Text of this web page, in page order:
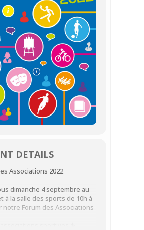
DETAILS
Associations 2022
dimanche 4 septembre au
à la salle des sports de 10h à
notre Forum des Associations